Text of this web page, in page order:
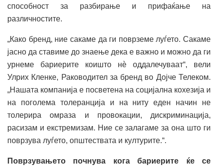
способност за разбирање и прифаќање на
различностите.
„Како бренд, ние сакаме да ги поврземе луѓето. Сакаме
јасно да ставиме до знаење дека е важно и можно да ги
урнеме бариерите коишто нѐ оддалечуваат“, вели
Улрих Кленке, Раководител за бренд во Дојче Телеком.
„Нашата компанија е посветена на социјална кохезија и
на поголема толеранција и на ниту еден начин не
толерира омраза и провокации, дискриминација,
расизам и екстремизам. Ние се залагаме за она што ги
поврзува луѓето, општествата и културите.“.
Поврзувањето почнува кога бариерите ќе се